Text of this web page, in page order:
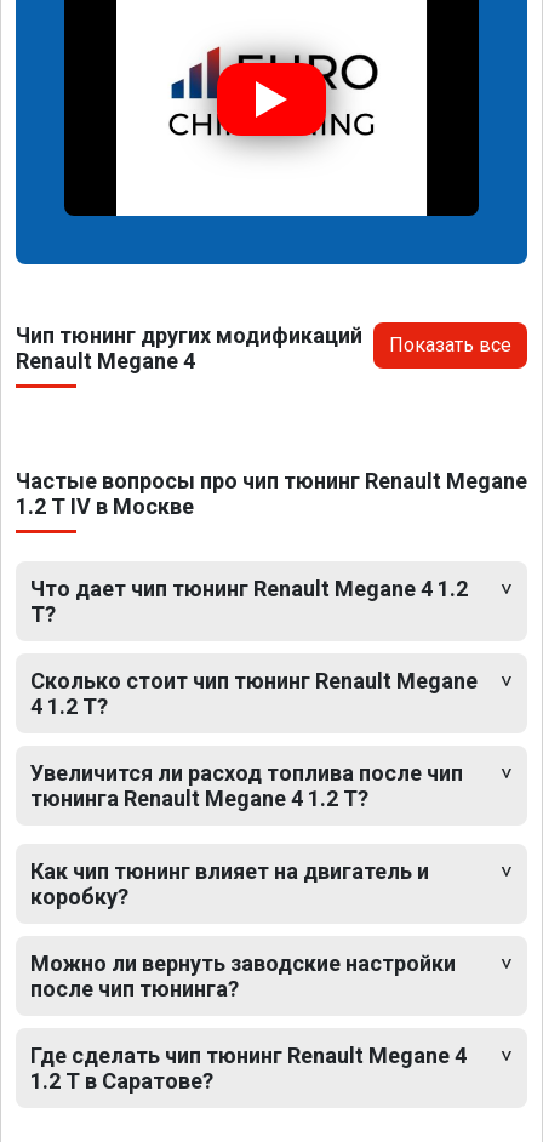
Чип тюнинг других модификаций
Renault Megane 4
Показать все
Частые вопросы про чип тюнинг Renault Megane
1.2 T IV в Москве
Что дает чип тюнинг Renault Megane 4 1.2
T?
Сколько стоит чип тюнинг Renault Megane
4 1.2 T?
Увеличится ли расход топлива после чип
тюнинга Renault Megane 4 1.2 T?
Как чип тюнинг влияет на двигатель и
коробку?
Можно ли вернуть заводские настройки
после чип тюнинга?
Где сделать чип тюнинг Renault Megane 4
1.2 T в Саратове?